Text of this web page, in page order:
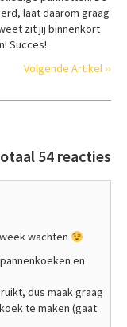
laat daarom graag
zit jij binnenkort
Succes!
Volgende Artikel ››
54 reacties
wachten
en
dus maak graag
te maken (gaat